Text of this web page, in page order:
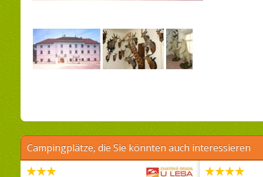
Campingplätze, die Sie könnten auch interessieren